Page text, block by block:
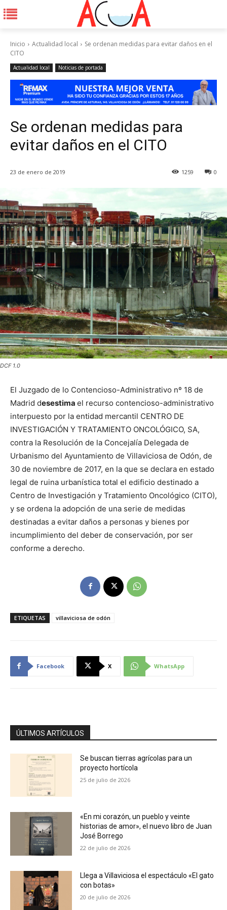
Inicio Actualidad local
Se ordenan medidas para evitar daños en el
CITO
Actualidad local Noticias de portada
Se ordenan medidas para
evitar daños en el CITO
23 de enero de 2019 0
1259
DCF 1.0
El Juzgado de lo Contencioso-Administrativo nº 18 de
Madrid desestima el recurso contencioso-administrativo
interpuesto por la entidad mercantil CENTRO DE
INVESTIGACIÓN Y TRATAMIENTO ONCOLÓGICO, SA,
contra la Resolución de la Concejalía Delegada de
Urbanismo del Ayuntamiento de Villaviciosa de Odón, de
30 de noviembre de 2017, en la que se declara en estado
legal de ruina urbanística total el edificio destinado a
Centro de Investigación y Tratamiento Oncológico (CITO),
y se ordena la adopción de una serie de medidas
destinadas a evitar daños a personas y bienes por
incumplimiento del deber de conservación, por ser
conforme a derecho.
ETIQUETAS villaviciosa de odón
Facebook X WhatsApp
ÚLTIMOS ARTÍCULOS
Se buscan tierras agrícolas para un
proyecto hortícola
25 de julio de 2026
«En mi corazón, un pueblo y veinte
historias de amor», el nuevo libro de Juan
José Borrego
22 de julio de 2026
Llega a Villaviciosa el espectáculo «El gato
con botas»
20 de julio de 2026